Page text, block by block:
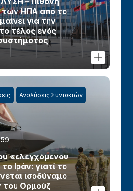
ΗΠΑ από το
για την
τέλος ενός
Αναλύσεις Συντακτών
«ελεγχόμενου
Ιράν: γιατί το
ισοδύναμο
Ορμούζ